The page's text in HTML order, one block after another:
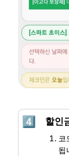
4️⃣ 할인
코
됩